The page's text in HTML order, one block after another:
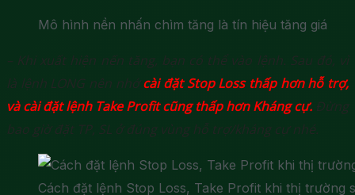
Mô hình nền nhấn chìm tăng là tín hiệu tăng giá
– Khi xuất hiện nến tăng, bạn có thể vào lệnh. Sau đó, vì
là lệnh LONG nên nhớcài đặt Stop Loss thấp hơn hỗ trợ,
và cài đặt lệnh Take Profit cũng thấp hơn Kháng cự. Đừng
bao giờ đặt TP, SL ở đúng vùng hỗ trợ/kháng cự nhé.
Cách đặt lệnh Stop Loss, Take Profit khi thị trường